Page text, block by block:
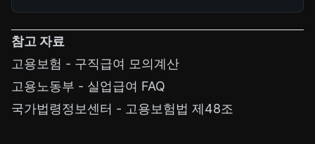
참고 자료
고용보험 - 구직급여 모의계산
고용노동부 - 실업급여 FAQ
국가법령정보센터 - 고용보험법 제48조